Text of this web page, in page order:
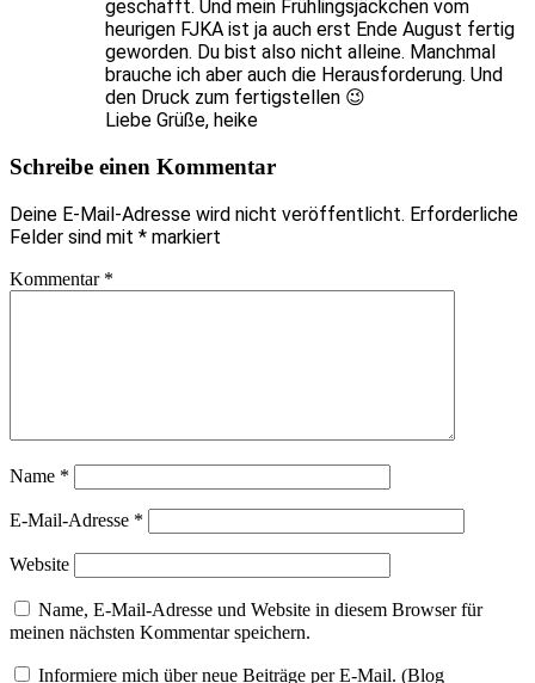
geschafft. Und mein Frühlingsjäckchen vom
heurigen FJKA ist ja auch erst Ende August fertig
geworden. Du bist also nicht alleine. Manchmal
brauche ich aber auch die Herausforderung. Und
den Druck zum fertigstellen 😉
Liebe Grüße, heike
Schreibe einen Kommentar
Deine E-Mail-Adresse wird nicht veröffentlicht. Erforderliche
Felder sind mit * markiert
Kommentar *
Name *
E-Mail-Adresse *
Website
Name, E-Mail-Adresse und Website in diesem Browser für
meinen nächsten Kommentar speichern.
Informiere mich über neue Beiträge per E-Mail. (Blog